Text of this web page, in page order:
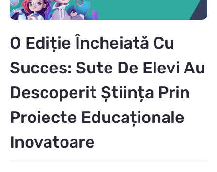
O Ediție Încheiată Cu
Succes: Sute De Elevi Au
Descoperit Știința Prin
Proiecte Educaționale
Inovatoare